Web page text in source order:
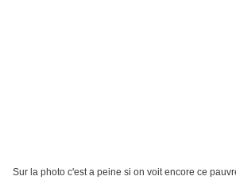
Sur la photo c'est a peine si on voit encore ce